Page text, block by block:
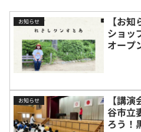
お知らせ
【お
ショッ
オープ
お知らせ
【講
谷市立
ろう！